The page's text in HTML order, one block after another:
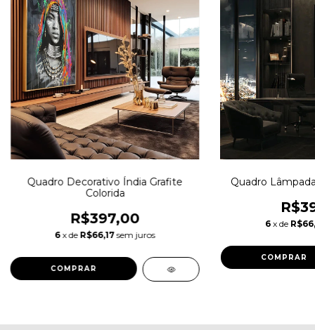
Quadro Decorativo Índia Grafite
Colorida
R$397,00
6 x de R$66,17 sem juros
COMPRAR
Quadro
6 x de
COMPRAR